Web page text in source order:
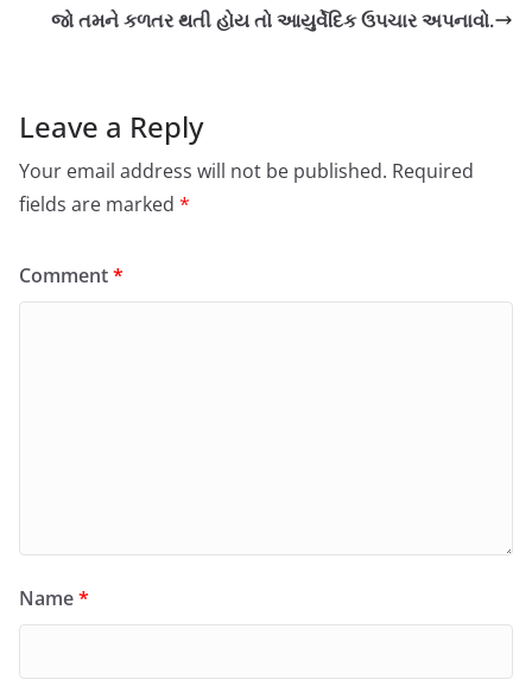
જો તમને કળતર થતી હોય તો આયુર્વેદિક ઉપચાર અપનાવો.
Leave a Reply
Your email address will not be published. Required
fields are marked *
Comment*
Name*